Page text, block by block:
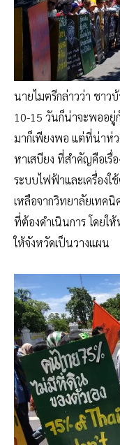
นายไมตรีกล่าวว่า ชา
10-15 วันก็น่าจะพออยู่
มาก็เพียงพอ แต่ที่น่าห่ว
หาเสบียง ที่สำคัญคือเรื่
ระบบไฟฟ้าและเครื่อง
เหลือจากวิทยาลัยเทคนิ
ที่ต้องดำเนินการ โดยใ
ให้จังหวัดเป็นวางแผน